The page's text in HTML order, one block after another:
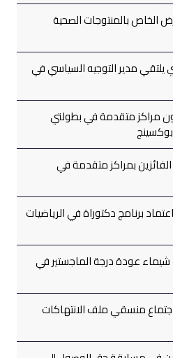
الخاص بالمنتوجات الصحية
مدير التوجيه السياسي في
مراكز متقدمة في بطولتي
بوكسينج
الفائزين بمراكز متقدمة في
برنامج دكتوراة في الرياضيات
شيماء عودة درجة الماجستير في
منسقي ملف الانتهاكات